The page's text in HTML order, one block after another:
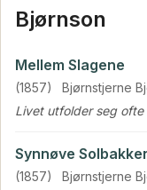
Bjørnson
Mellem Slagene
(1857)
Bjørnstjerne
Livet utfolder seg
Synnøve
(1857)
Bjørnstjerne